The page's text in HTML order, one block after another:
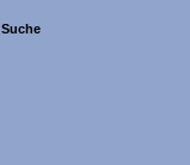
Suche